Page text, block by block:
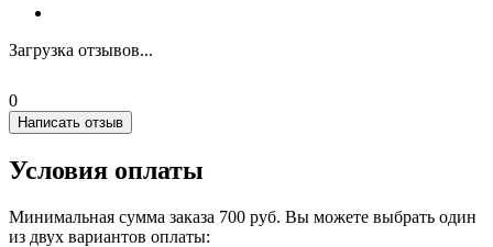
Загрузка отзывов...
0
Написать отзыв
Условия оплаты
Минимальная сумма заказа 700 руб. Вы можете выбрать один
из двух вариантов оплаты: